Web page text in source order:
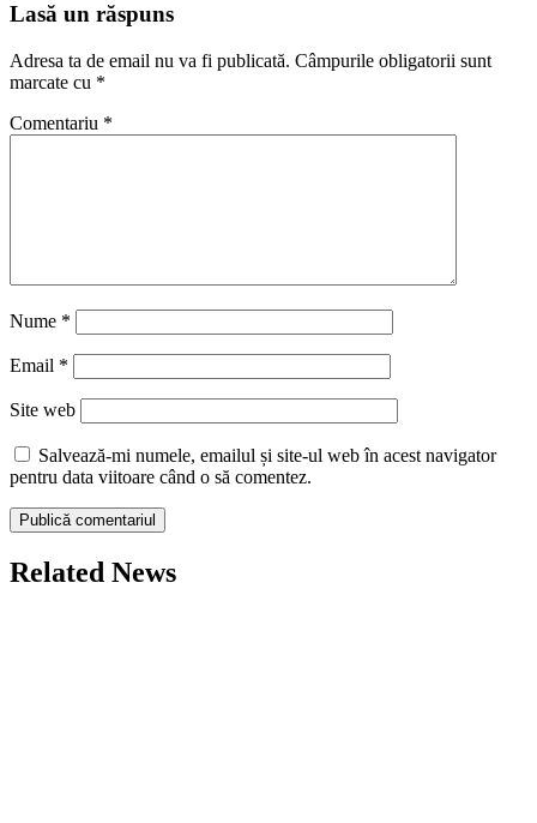
Lasă un răspuns
Adresa ta de email nu va fi publicată. Câmpurile obligatorii sunt
marcate cu *
Comentariu *
Nume *
Email *
Site web
Salvează-mi numele, emailul și site-ul web în acest navigator
pentru data viitoare când o să comentez.
Related News